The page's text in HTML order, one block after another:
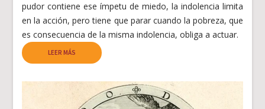
pudor contiene ese ímpetu de miedo, la indolencia limita
en la acción, pero tiene que parar cuando la pobreza, que
es consecuencia de la misma indolencia, obliga a actuar.
LEER MÁS